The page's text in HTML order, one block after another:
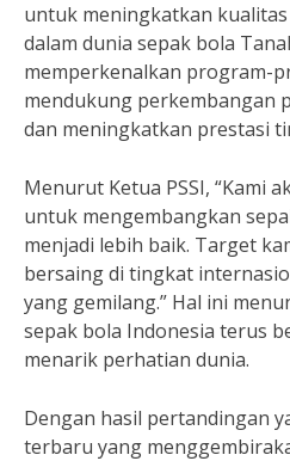
untuk meningkatkan
dalam dunia sepak bola
memperkenalkan program-
mendukung perkembangan
dan meningkatkan prestasi
Menurut Ketua PSSI, “Kami
untuk mengembangkan
menjadi lebih baik. Target
bersaing di tingkat
yang gemilang.” Hal ini
sepak bola Indonesia terus
menarik perhatian dunia.
Dengan hasil pertandingan
terbaru yang